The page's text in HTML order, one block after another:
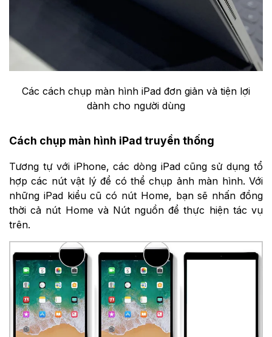
Các cách chụp màn hình iPad đơn giản và tiện lợi
dành cho người dùng
Cách chụp màn hình iPad truyền thống
Tương tự với iPhone, các dòng iPad cũng sử dụng tổ
hợp các nút vật lý để có thể chụp ảnh màn hình. Với
những iPad kiểu cũ có nút Home, bạn sẽ nhấn đồng
thời cả nút Home và Nút nguồn để thực hiện tác vụ
trên.